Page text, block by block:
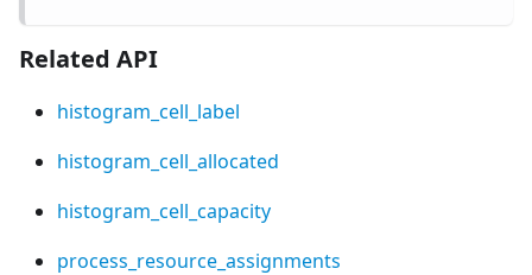
Related API
histogram_cell_label
histogram_cell_allocated
histogram_cell_capacity
process_resource_assignments